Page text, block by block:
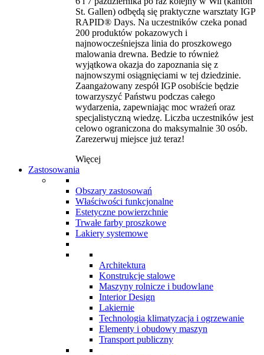
St. Gallen) odbędą się praktyczne warsztaty IGP
RAPID® Days. Na uczestników czeka ponad
200 produktów pokazowych i
najnowocześniejsza linia do proszkowego
malowania drewna. Bedzie to również
wyjątkowa okazja do zapoznania się z
najnowszymi osiągnięciami w tej dziedzinie.
Zaangażowany zespół IGP osobiście będzie
towarzyszyć Państwu podczas całego
wydarzenia, zapewniając moc wrażeń oraz
specjalistyczną wiedzę. Liczba uczestników jest
celowo ograniczona do maksymalnie 30 osób.
Zarezerwuj miejsce już teraz!
Więcej
Zastosowania
Obszary zastosowań
Właściwości funkcjonalne
Estetyczne powierzchnie
Trwałe farby proszkowe
Lakiery systemowe
Architektura
Konstrukcje stalowe
Maszyny rolnicze i budowlane
Interior Design
Lakiernie
Technologia klimatyzacja i ogrzewanie
Elementy i obudowy maszyn
Transport publiczny